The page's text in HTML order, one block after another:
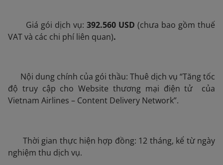
gói dịch vụ:392.560 USD(chưa bao gồm thuế
VAT và các chi phí liên quan).
dung chính của gói thầu: Thuê dịch vụ “Tăng tốc
độ truy cập cho Website thương mại điện tử của
Vietnam Airlines – Content Delivery Network”.
gian thực hiện hợp đồng: 12 tháng, kể từ ngày
nghiệm thu dịch vụ.